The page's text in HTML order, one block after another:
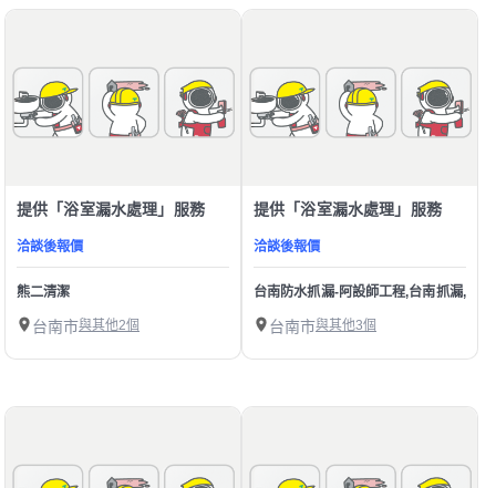
提供「浴室漏水處理」服務
洽談後報價
熊二清潔
台南市與其他2個
提供「浴室漏水處理」服務
洽談後報價
台南防水抓漏-阿設師工程,台南抓漏,台
台南市與其他3個